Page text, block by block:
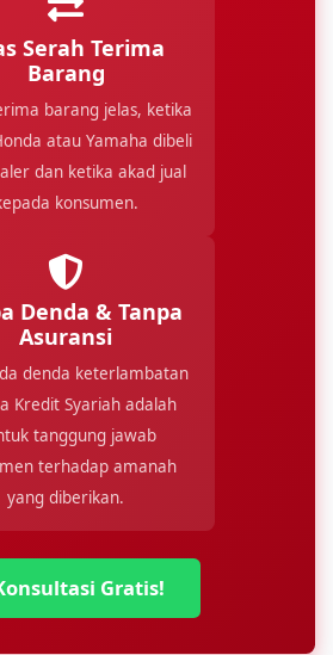
Serah Terima
Barang
barang jelas, ketika
atau Yamaha dibeli
dan ketika akad jual
konsumen.
Denda & Tanpa
Asuransi
denda keterlambatan
Kredit Syariah adalah
tanggung jawab
terhadap amanah
yang diberikan.
Gratis!